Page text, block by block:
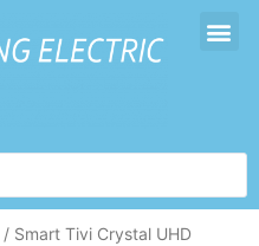
/ Smart Tivi Crystal UHD